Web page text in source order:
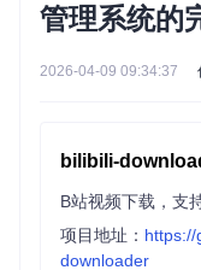
管理系统的
2026-04-09 09:34:37
bilibili-
B站视频下载，支
项目地址： https://
downloader